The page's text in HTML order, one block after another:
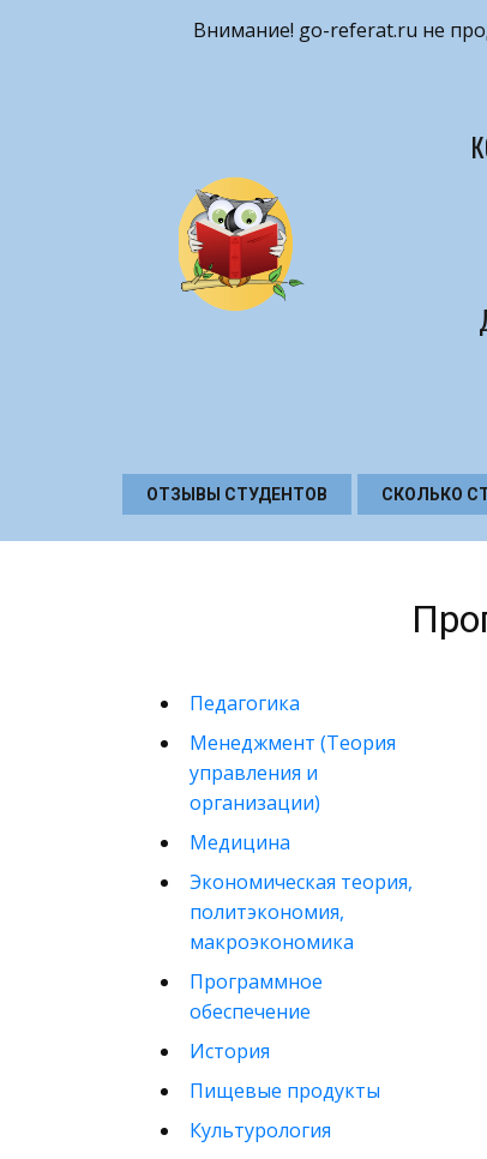
Внимание! ​go-referat.ru не
ОТЗЫВЫ СТУДЕНТОВ СКОЛЬКО
Педагогика
Менеджмент (Теория
управления и
организации)
Медицина
Экономическая теория,
политэкономия,
макроэкономика
Программное
обеспечение
История
Пищевые продукты
Культурология